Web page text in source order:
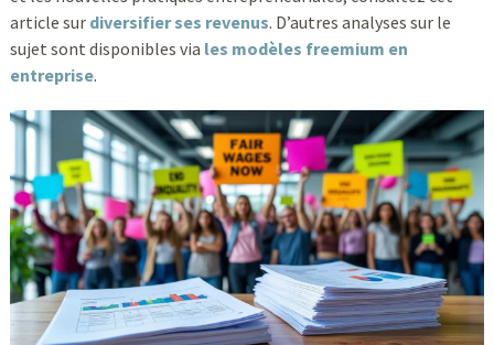
article sur diversifier ses revenus. D’autres analyses sur le
sujet sont disponibles via les modèles freemium en
entreprise.